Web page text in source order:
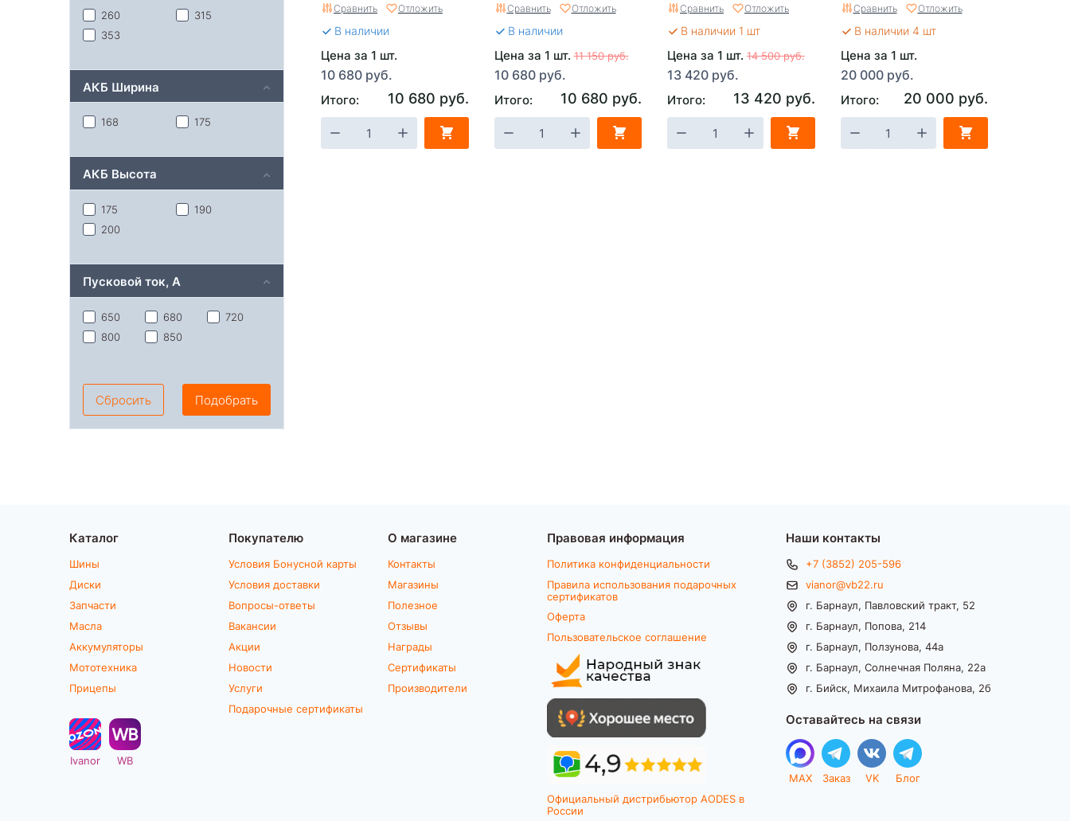
Сравнить Отложить
В наличии
Цена за 1 шт.
10 680 руб.
Итого: 10 680 руб.
Сравнить Отложить
В наличии
Цена за 1 шт.11 150 руб.
10 680 руб.
Итого: 10 680 руб.
Сравнить Отложить
В наличии 1 шт
Цена за 1 шт. 14 500 руб.
13 420 руб.
Итого: 13 420 руб.
Сравнить Отложить
В наличии 4 шт
Цена за 1 шт.
20 000 руб.
Итого: 20 000 руб.
260
315
353
АКБ Ширина
168 175
АКБ Высота
175
190
200
Пусковой ток, A
650 680
720
800
850
Сбросить Подобрать
Каталог
Шины
Диски
Запчасти
Масла
Аккумуляторы
Мототехника
Прицепы
Ivanor WB
Покупателю
Условия Бонусной карты
Условия доставки
Вопросы-ответы
Вакансии
Акции
Новости
Услуги
Подарочные сертификаты
О магазине
Контакты
Магазины
Полезное
Отзывы
Награды
Сертификаты
Производители
Правовая информация
Политика конфиденциальности
Правила использования подарочных
сертификатов
Оферта
Пользовательское соглашение
Официальный дистрибьютор AODES в
России
Наши контакты
+7 (3852) 205-596
vianor@vb22.ru
г. Барнаул, Павловский тракт, 52
г. Барнаул, Попова, 214
г. Барнаул, Ползунова, 44а
г. Барнаул, Солнечная Поляна, 22а
г. Бийск, Михаила Митрофанова, 2б
Оставайтесь на связи
MAX Заказ VK Блог